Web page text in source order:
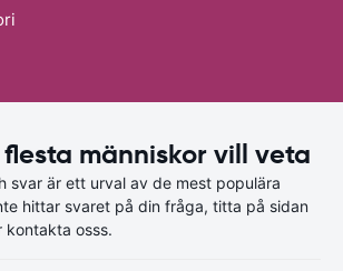
människor vill veta
svar är ett urval av de mest populära
hittar svaret på din fråga, titta på sidan
kontakta osss.